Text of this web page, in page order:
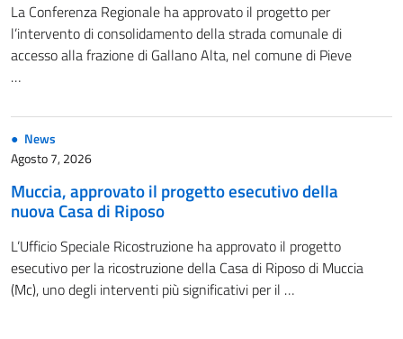
La Conferenza Regionale ha approvato il progetto per
l’intervento di consolidamento della strada comunale di
accesso alla frazione di Gallano Alta, nel comune di Pieve
…
News
Agosto 7, 2026
Muccia, approvato il progetto esecutivo della
nuova Casa di Riposo
L’Ufficio Speciale Ricostruzione ha approvato il progetto
esecutivo per la ricostruzione della Casa di Riposo di Muccia
(Mc), uno degli interventi più significativi per il …